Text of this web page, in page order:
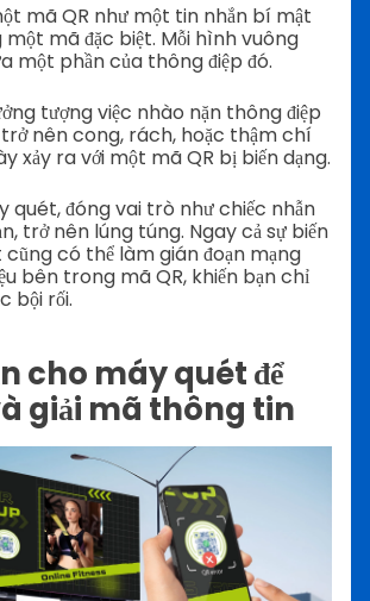
mã QR như một tin nhắn bí mật
một mã đặc biệt. Mỗi hình vuông
một phần của thông điệp đó.
tượng việc nhào nặn thông điệp
nên cong, rách, hoặc thậm chí
xảy ra với một mã QR bị biến dạng.
quét, đóng vai trò như chiếc nhẫn
trở nên lúng túng. Ngay cả sự biến
cũng có thể làm gián đoạn mạng
bên trong mã QR, khiến bạn chỉ
bội rối.
cho máy quét để
giải mã thông tin